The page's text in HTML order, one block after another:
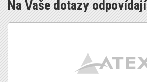
Na Vaše dotazy odpovídají